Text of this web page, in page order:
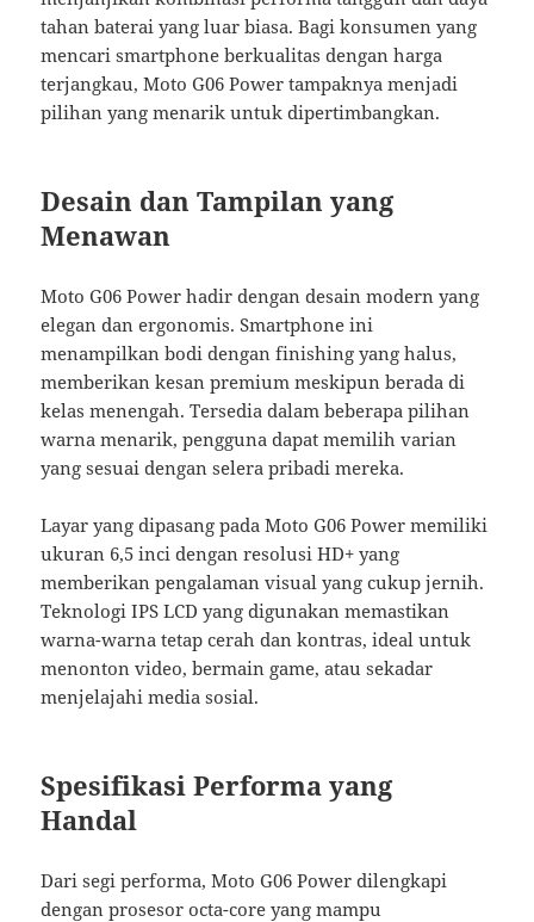
tahan baterai yang luar biasa. Bagi konsumen yang
mencari smartphone berkualitas dengan harga
terjangkau, Moto G06 Power tampaknya menjadi
pilihan yang menarik untuk dipertimbangkan.
Desain dan Tampilan yang
Menawan
Moto G06 Power hadir dengan desain modern yang
elegan dan ergonomis. Smartphone ini
menampilkan bodi dengan finishing yang halus,
memberikan kesan premium meskipun berada di
kelas menengah. Tersedia dalam beberapa pilihan
warna menarik, pengguna dapat memilih varian
yang sesuai dengan selera pribadi mereka.
Layar yang dipasang pada Moto G06 Power memiliki
ukuran 6,5 inci dengan resolusi HD+ yang
memberikan pengalaman visual yang cukup jernih.
Teknologi IPS LCD yang digunakan memastikan
warna-warna tetap cerah dan kontras, ideal untuk
menonton video, bermain game, atau sekadar
menjelajahi media sosial.
Spesifikasi Performa yang
Handal
Dari segi performa, Moto G06 Power dilengkapi
dengan prosesor octa-core yang mampu